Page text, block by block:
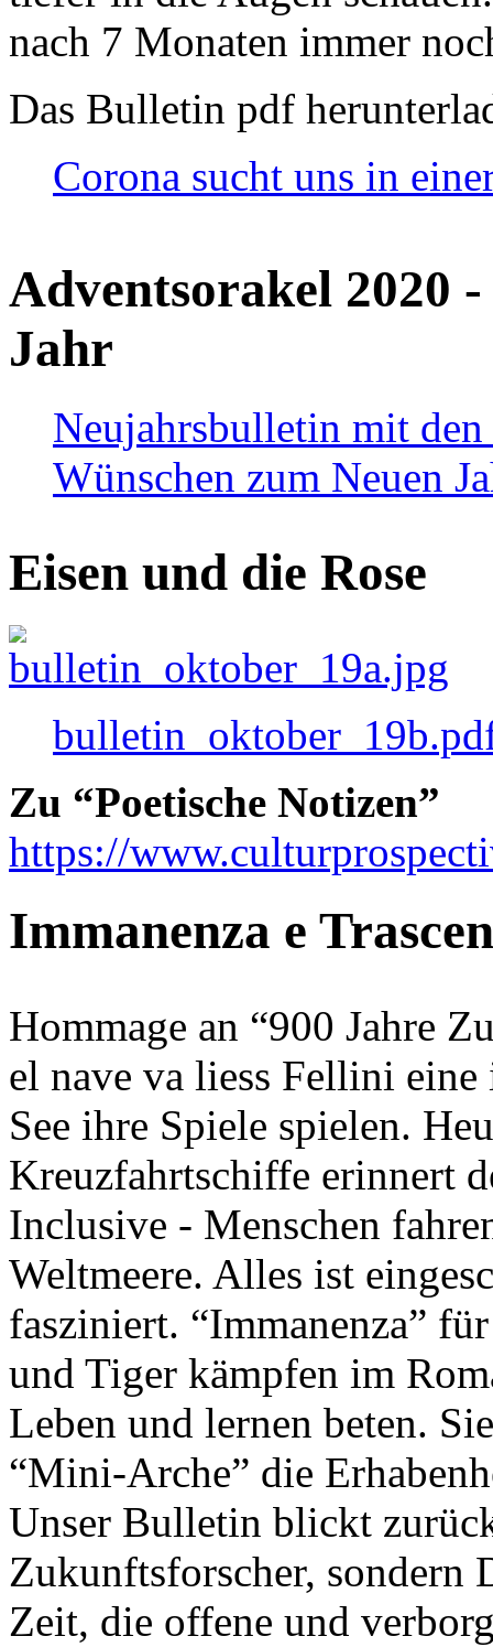
nach 7 Monaten immer
Das Bulletin pdf
Corona sucht uns in
Adventsorakel 2020
Jahr
Neujahrsbulletin mit den
Wünschen zum Neuen
Eisen und die Rose
Zu “Poetische Notizen”
https://
Immanenza e
Hommage an “900 Jahre
el nave va liess Fellini
See ihre Spiele spielen.
Kreuzfahrtschiffe erinnert
Inclusive - Menschen
Weltmeere. Alles ist
fasziniert. “Immanenza”
und Tiger kämpfen im
Leben und lernen beten.
“Mini-Arche” die
Unser Bulletin blickt
Zukunftsforscher, sondern
Zeit, die offene und